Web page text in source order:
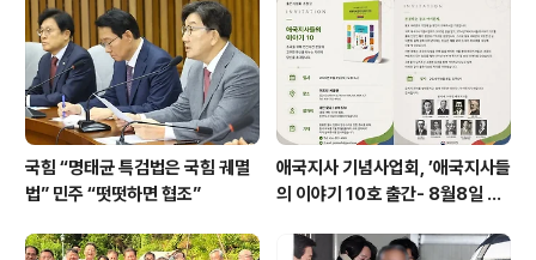
국힘 “명태균 특검법은 국힘 궤멸
법” 민주 “떳떳하면 협조”
애국지사 기념사업회, ’애국지사들
의 이야기 10호 출간- 8월8일 출